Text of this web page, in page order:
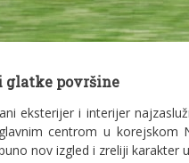
glatke površine
eksterijer i interijer
centrom u korejskom
nov izgled i zreliji karakter